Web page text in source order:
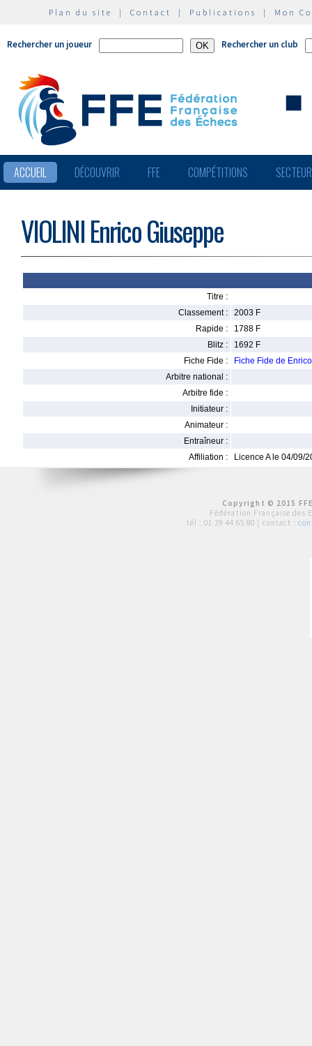
Plan du site | Contact | Publications | Mon
Rechercher un joueur Rechercher un club
ACCUEIL DÉCOUVRIR FFE COMPÉTITIONS
VIOLINI Enrico Giuseppe
Titre :
Classement :
2003 F
Rapide :
1788 F
Blitz :
1692 F
Fiche Fide :
Fiche Fide de
Arbitre national :
Arbitre fide :
Initiateur :
Animateur :
Entraîneur :
Affiliation :
Licence A le 04/09/
Copyright © 2015
Fédération Française des
tél : 01 39 44 65 80 | contact :